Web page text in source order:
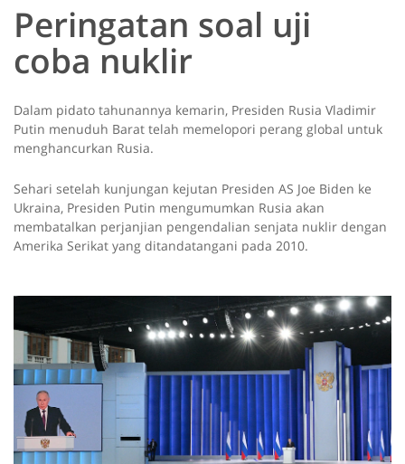
Peringatan soal uji
coba nuklir
Dalam pidato tahunannya kemarin, Presiden Rusia Vladimir
Putin menuduh Barat telah memelopori perang global untuk
menghancurkan Rusia.
Sehari setelah kunjungan kejutan Presiden AS Joe Biden ke
Ukraina, Presiden Putin mengumumkan Rusia akan
membatalkan perjanjian pengendalian senjata nuklir dengan
Amerika Serikat yang ditandatangani pada 2010.